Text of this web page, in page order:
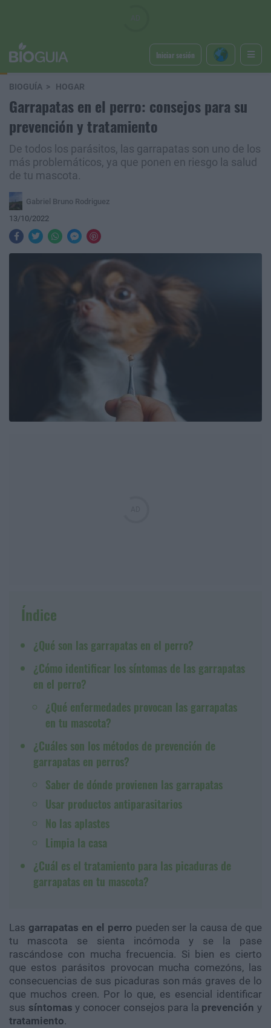
Iniciar sesión
BIOGUÍA HOGAR
Garrapatas en el perro: consejos para su
prevención y tratamiento
De todos los parásitos, las garrapatas son uno de los
más problemáticos, ya que ponen en riesgo la salud
de tu mascota.
Gabriel Bruno Rodriguez
13/10/2022
Índice
¿Qué son las garrapatas en el perro?
¿Cómo identificar los síntomas de las garrapatas
en el perro?
¿Qué enfermedades provocan las garrapatas
en tu mascota?
¿Cuáles son los métodos de prevención de
garrapatas en perros?
Saber de dónde provienen las garrapatas
Usar productos antiparasitarios
No las aplastes
Limpia la casa
¿Cuál es el tratamiento para las picaduras de
garrapatas en tu mascota?
Las garrapatas en el perro pueden ser la causa de que
tu mascota se sienta incómoda y se la pase
rascándose con mucha frecuencia. Si bien es cierto
que estos parásitos provocan mucha comezóns, las
consecuencias de sus picaduras son más graves de lo
que muchos creen. Por lo que, es esencial identificar
sus síntomas y conocer consejos para la prevención y
tratamiento.